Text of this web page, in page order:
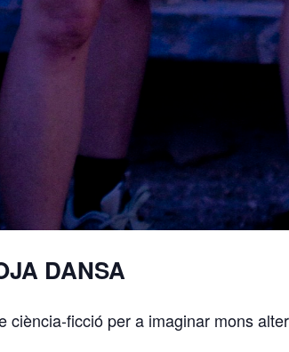
DANSA
ciència-ficció per a imaginar mons